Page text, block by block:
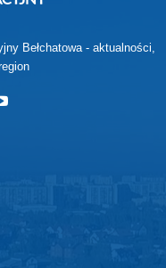
Bełchatowa - aktualności,